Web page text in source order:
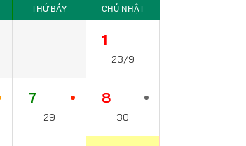
THỨ BẢY CHỦ NHẬT
1
23/9
7
29
8
30